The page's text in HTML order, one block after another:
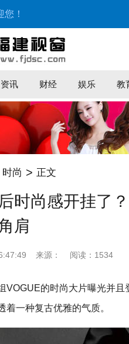
！
资讯 财经 娱乐 教
时尚 > 正文
时尚感开挂了
肩
来源： 阅读：1534
VOGUE的时尚大片曝光并
着一种复古优雅的气质。